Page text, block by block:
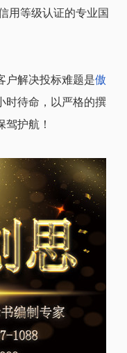
用等级认证的专业国
解决投标难题是傲
时待命，以严格的撰
护航！